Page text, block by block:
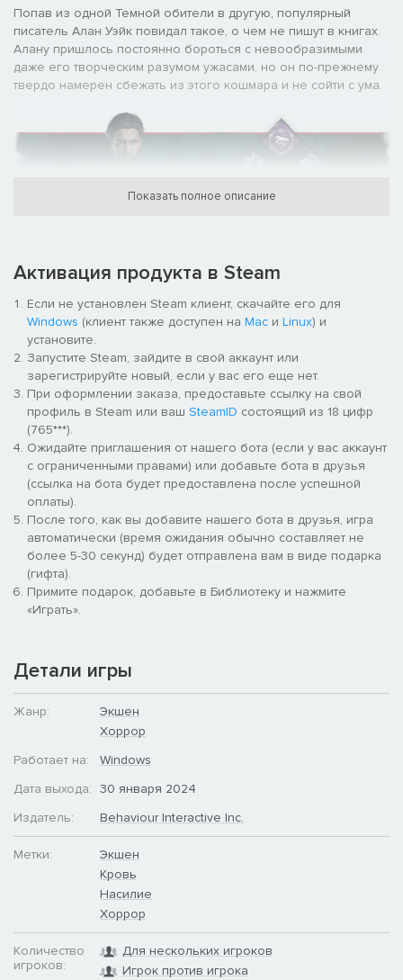
Попав из одной Темной обители в другую, популярный
писатель Алан Уэйк повидал такое, о чем не пишут в книгах.
Алану пришлось постоянно бороться с невообразимыми
даже его творческим разумом ужасами, но он по-прежнему
твердо намерен сбежать из этого кошмара и не сойти с ума.
У Алана Уэйка есть3 новых навыка.
Воин Света
«Воин Света» активируется, когда вы берете фонарик в руки.
Включив его, вы будете двигаться быстрее. Успешно
ослепленный убийца будет ненадолго замедлен, что даст
вам возможность оторваться от него.
Дар: Освещение
Благословите тусклый или проклятый тотем, чтобы создать
дарующий тотем. Находящиеся в пределах действия этого
дарующего тотема выжившие будут видеть ауры всех
сундуков и генераторов на карте. Пока этот тотем активен,
вы будете быстрее очищать и благословлять тотемы.
Дедлайн
Если вас ранили, проверки реакции будут появляться чаще
при починке и лечении. Штраф за провал проверки реакции
значительно уменьшается.
ЭКСКЛЮЗИВНЫЙ ПРЕДМЕТ ГЛАВЫ:
«ГВОЗДЕМЕТ».
Набор для главы «Алан Уэйк» включает в себя эксклюзивный
универсальный предмет —амулет «Гвоздемет»
только в составе DLC. Обратите внимание, что этот предмет
нельзя приобрести отдельно.
Из одной Темной обители в другую.
Показать полное описание
Активация продукта в Steam
Если не установлен Steam клиент, скачайте его для
Windows (клиент также доступен на Mac и Linux) и
установите.
Запустите Steam, зайдите в свой аккаунт или
зарегистрируйте новый, если у вас его еще нет.
При оформлении заказа, предоставьте ссылку на свой
профиль в Steam или ваш SteamID состоящий из 18 цифр
(765***).
Ожидайте приглашения от нашего бота (если у вас аккаунт
с ограниченными правами) или добавьте бота в друзья
(ссылка на бота будет предоставлена после успешной
оплаты).
После того, как вы добавите нашего бота в друзья, игра
автоматически (время ожидания обычно составляет не
более 5-30 секунд) будет отправлена вам в виде подарка
(гифта).
Примите подарок, добавьте в Библиотеку и нажмите
«Играть».
Детали игры
Жанр:
Экшен
Хоррор
Работает на:
Windows
Дата выхода: 30 января 2024
Издатель:
Behaviour Interactive Inc.
Метки:
Экшен
Кровь
Насилие
Хоррор
Количество
игроков:
Для нескольких игроков
Игрок против игрока